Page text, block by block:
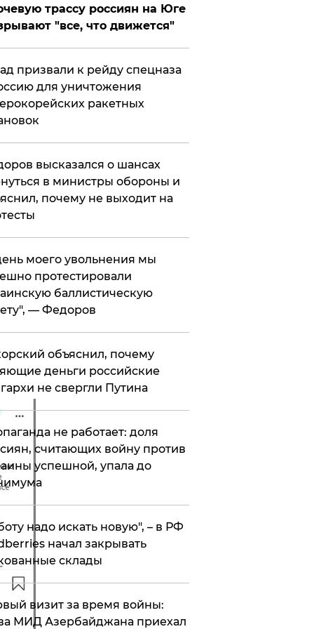
трассу россиян на Юге
"все, что движется"
призвали к рейду спецназа
для уничтожения
ракетных
высказался о шансах
в министры обороны и
почему не выходит на
моего увольнения мы
протестировали
баллистическую
— Федоров
объяснил, почему
деньги российские
не свергли Путина
не работает: доля
считающих войну против
успешной, упала до
надо искать новую", – в РФ
начал закрывать
склады
визит за время войны:
МИД Азербайджана приехал